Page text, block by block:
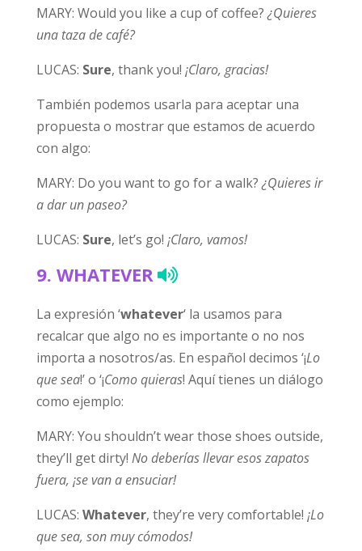
MARY: Would you like a cup of coffee?¿Quieres
una taza de café?
LUCAS: Sure, thank you! ¡Claro, gracias!
También podemos usarla para aceptar una
propuesta o mostrar que estamos de acuerdo
con algo:
MARY: Do you want to go for a walk?¿Quieres ir
a dar un paseo?
LUCAS: Sure, let’s go! ¡Claro, vamos!
9. WHATEVER
La expresión ‘whatever‘ la usamos para
recalcar que algo no es importante o no nos
importa a nosotros/as. En español decimos ‘¡Lo
que sea!’ o ‘¡Como quieras! Aquí tienes un diálogo
como ejemplo:
MARY: You shouldn’t wear those shoes outside,
they’ll get dirty! No deberías llevar esos zapatos
fuera, ¡se van a ensuciar!
LUCAS: Whatever, they’re very comfortable! ¡Lo
que sea, son muy cómodos!